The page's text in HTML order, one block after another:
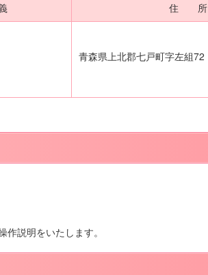
住 所
青森県上北郡七戸町字左組72
説明をいたします。